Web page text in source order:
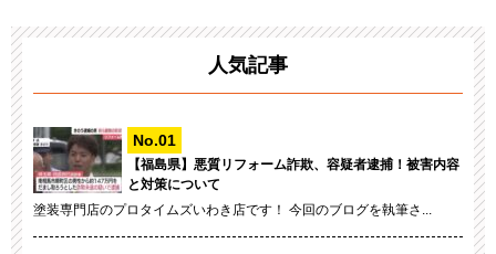
人気記事
【福島県】悪質リフォーム詐欺、容疑者逮捕！被害内容
と対策について
塗装専門店のプロタイムズいわき店です！ 今回のブログを執筆さ...